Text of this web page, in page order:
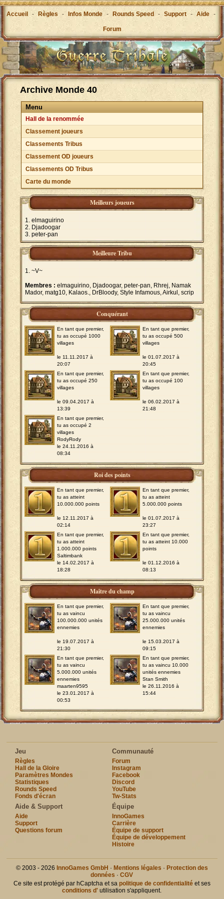
Accueil - Règles - Infos Monde - Rounds Speed - Support - Aide -
Forum
Archive Monde 40
Menu
Hall de la renommée
Classement joueurs
Classements Tribus
Classement OD joueurs
Classements OD Tribus
Carte du monde
Meilleurs joueurs
elmaguirino
Djadoogar
peter-pan
Meilleure Tribu
~V~
Membres : elmaguirino, Djadoogar, peter-pan, Rhrej, Namak
Mador, matg10, Kalaos., DrBloody, Style Infamous, Airkul, scrip
Conquérant
En tant que premier,
tu as occupé 1000
villages
le 11.11.2017 à
20:07
En tant que premier,
tu as occupé 500
villages
le 01.07.2017 à
20:45
En tant que premier,
tu as occupé 250
villages
le 09.04.2017 à
13:39
En tant que premier,
tu as occupé 100
villages
le 06.02.2017 à
21:48
En tant que premier,
tu as occupé 2
villages
RodyRody
le 24.11.2016 à
08:34
Roi des points
En tant que premier,
tu as atteint
10.000.000 points
le 12.11.2017 à
02:14
En tant que premier,
tu as atteint
5.000.000 points
le 01.07.2017 à
23:27
En tant que premier,
tu as atteint
1.000.000 points
Saltimbank
le 14.02.2017 à
18:28
En tant que premier,
tu as atteint 10.000
points
le 01.12.2016 à
08:13
Maître du champ
En tant que premier,
tu as vaincu
100.000.000 unités
ennemies
le 19.07.2017 à
21:30
En tant que premier,
tu as vaincu
25.000.000 unités
ennemies
le 15.03.2017 à
09:15
En tant que premier,
tu as vaincu
5.000.000 unités
ennemies
maarten9595
le 23.01.2017 à
00:53
En tant que premier,
tu as vaincu 10.000
unités ennemies
Stan Smith
le 26.11.2016 à
15:44
Jeu
Règles
Hall de la Gloire
Paramètres Mondes
Statistiques
Rounds Speed
Fonds d'écran
Communauté
Forum
Instagram
Facebook
Discord
YouTube
Tw-Stats
Aide & Support
Aide
Support
Questions forum
Équipe
InnoGames
Carrière
Équipe de support
Équipe de développement
Histoire
© 2003 - 2026 InnoGames GmbH · Mentions légales · Protection des
données ·CGV
Ce site est protégé par hCaptcha et sa politique de confidentialitéet ses
conditions d' utilisation s'appliquent.